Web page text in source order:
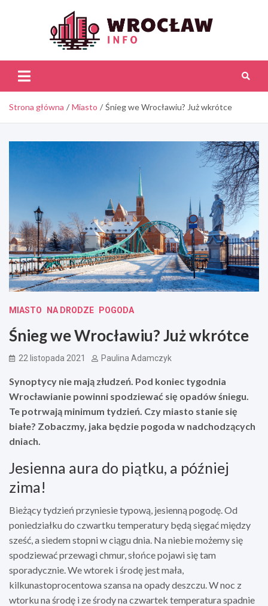
Strona główna Miasto Śnieg we Wrocławiu? Już wkrótce
MIASTO NA DRODZE POGODA
Śnieg we Wrocławiu? Już wkrótce
22 listopada 2021 Paulina Adamczyk
Synoptycy nie mają złudzeń. Pod koniec tygodnia
Wrocławianie powinni spodziewać się opadów śniegu.
Te potrwają minimum tydzień. Czy miasto stanie się
białe? Zobaczmy, jaka będzie pogoda w nadchodzących
dniach.
Jesienna aura do piątku, a później
zima!
Bieżący tydzień przyniesie typową, jesienną pogodę. Od
poniedziałku do czwartku temperatury będą sięgać między
sześć, a siedem stopni w ciągu dnia. Na niebie możemy się
spodziewać przewagi chmur, słońce pojawi się tam
sporadycznie. We wtorek i środę jest mała,
kilkunastoprocentowa szansa na opady deszczu. W noc z
wtorku na środę i ze środy na czwartek temperatura spadnie